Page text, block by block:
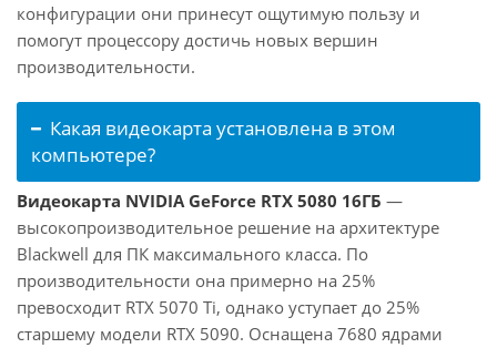
конфигурации они принесут ощутимую пользу и
помогут процессору достичь новых вершин
производительности.
Какая видеокарта установлена в этом
компьютере?
Видеокарта NVIDIA GeForce RTX 5080 16ГБ —
высокопроизводительное решение на архитектуре
Blackwell для ПК максимального класса. По
производительности она примерно на 25%
превосходит RTX 5070 Ti, однако уступает до 25%
старшему модели RTX 5090. Оснащена 7680 ядрами